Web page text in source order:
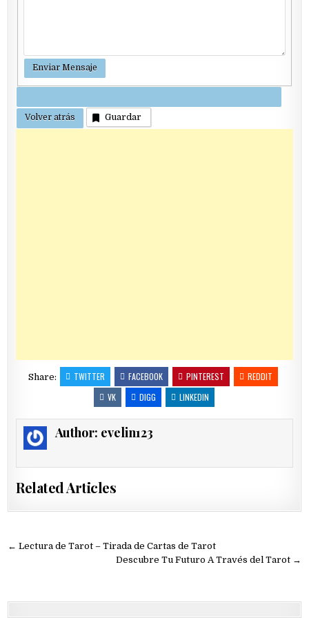
Guardar
Share: TWITTER FACEBOOK PINTEREST
REDDIT
VK
DIGG LINKEDIN
Author: evelin123
Related Articles
Navegación
← Lectura de Tarot – Tirada de Cartas de Tarot
Descubre Tu Futuro A Través del Tarot →